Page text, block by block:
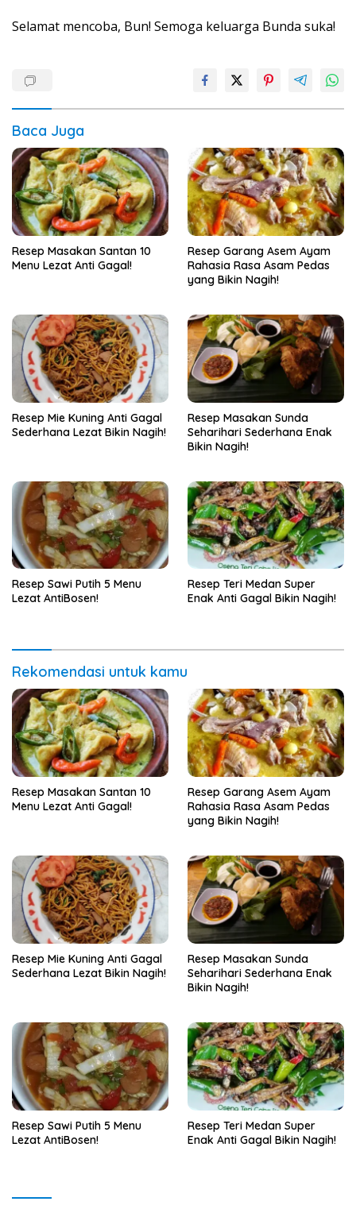
Selamat mencoba, Bun! Semoga keluarga Bunda suka!
Baca Juga
Resep Masakan Santan 10
Menu Lezat Anti Gagal!
Resep Garang Asem Ayam
Rahasia Rasa Asam Pedas
yang Bikin Nagih!
Resep Mie Kuning Anti Gagal
Sederhana Lezat Bikin Nagih!
Resep Masakan Sunda
Seharihari Sederhana Enak
Bikin Nagih!
Resep Sawi Putih 5 Menu
Lezat AntiBosen!
Resep Teri Medan Super
Enak Anti Gagal Bikin Nagih!
Rekomendasi untuk kamu
Resep Masakan Santan 10
Menu Lezat Anti Gagal!
Resep Garang Asem Ayam
Rahasia Rasa Asam Pedas
yang Bikin Nagih!
Resep Mie Kuning Anti Gagal
Sederhana Lezat Bikin Nagih!
Resep Masakan Sunda
Seharihari Sederhana Enak
Bikin Nagih!
Resep Sawi Putih 5 Menu
Lezat AntiBosen!
Resep Teri Medan Super
Enak Anti Gagal Bikin Nagih!